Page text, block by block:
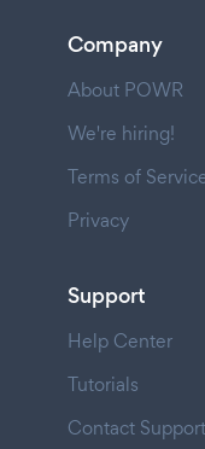
Company
About POWR
We're hiring!
Terms of
Privacy
Support
Help Center
Tutorials
Contact Support